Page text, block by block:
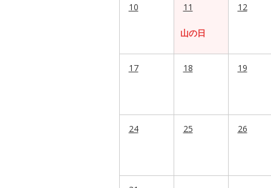
10 11
山の日
12
17 18 19
24 25 26